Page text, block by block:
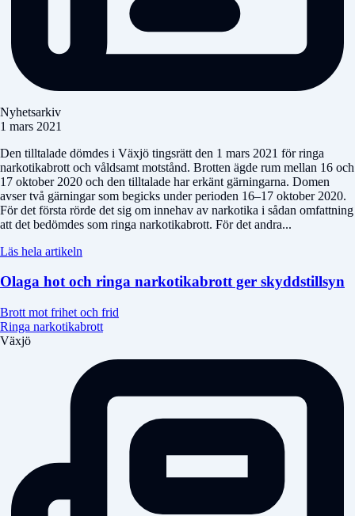
Nyhetsarkiv
1 mars 2021
Den tilltalade dömdes i Växjö tingsrätt den 1 mars 2021 för ringa
narkotikabrott och våldsamt motstånd. Brotten ägde rum mellan 16 och
17 oktober 2020 och den tilltalade har erkänt gärningarna. Domen
avser två gärningar som begicks under perioden 16–17 oktober 2020.
För det första rörde det sig om innehav av narkotika i sådan omfattning
att det bedömdes som ringa narkotikabrott. För det andra...
Läs hela artikeln
Olaga hot och ringa narkotikabrott ger skyddstillsyn
Brott mot frihet och frid
Ringa narkotikabrott
Växjö